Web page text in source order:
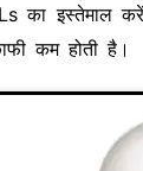
का इस्तेमाल
कम होती है।